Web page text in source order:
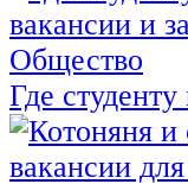
Общество
Где